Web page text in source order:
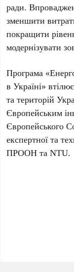
ради.
зменшити
покращити
модернізувати
Програма
в Україні»
та територій
Європейським
Європейського
експертної та
ПРООН та NTU.